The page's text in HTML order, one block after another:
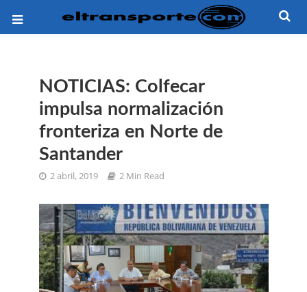
NOTICIAS: Colfecar
impulsa normalización
fronteriza en Norte de
Santander
2 abril, 2019 2 Min Read